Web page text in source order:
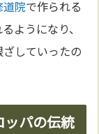
道院で作られる
ようになり、
ざしていったの
パの伝統